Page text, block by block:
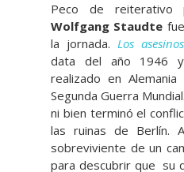
Peco de
Wolfgang Staudte
la jornada. Los
data del año 1946
realizado en
Segunda Guerra
ni bien terminó el
las ruinas de Berlín.
sobreviviente de un
para descubrir que su